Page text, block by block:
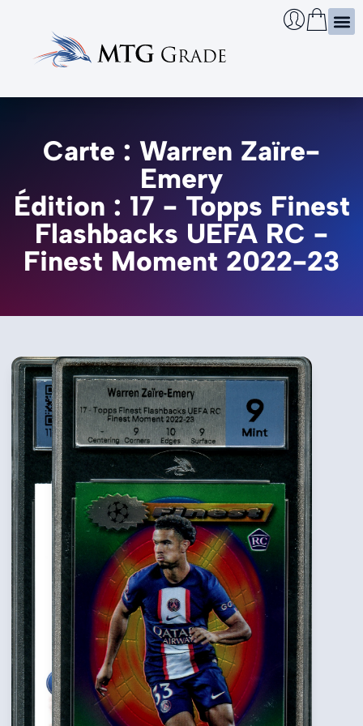
Carte : Warren Zaïre-
Emery
Édition : 17 - Topps Finest
Flashbacks UEFA RC -
Finest Moment 2022-23